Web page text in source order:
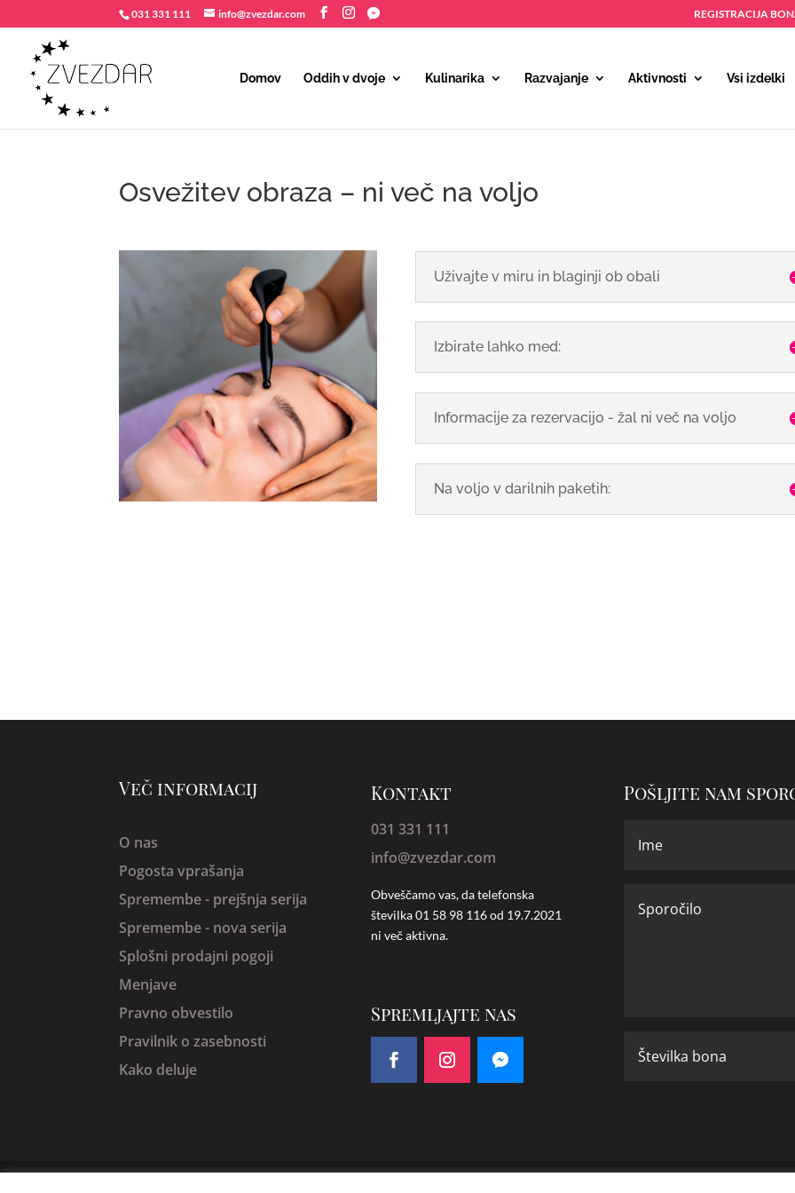
031 331 111 info@zvezdar.com REGISTRACIJA
Domov Oddih v dvoje Kulinarika Razvajanje Aktivnosti Vsi izdelki
Osvežitev obraza – ni več na voljo
Uživajte v miru in blaginji ob obali
Izbirate lahko med:
Informacije za rezervacijo - žal ni več na voljo
Na voljo v darilnih paketih:
Več informacij
O nas
Pogosta vprašanja
Spremembe - prejšnja serija
Spremembe - nova serija
Splošni prodajni pogoji
Menjave
Pravno obvestilo
Pravilnik o zasebnosti
Kako deluje
Kontakt
031 331 111
info@zvezdar.com
Obveščamo vas, da telefonska
številka01 58 98 116 od 19.7.2021
ni več aktivna.
Spremljajte nas
Pošljite nam